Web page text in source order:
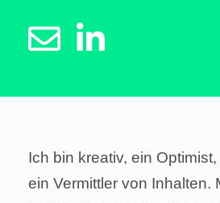
Ich bin kreativ, ein
ein Vermittler von Inhalten.